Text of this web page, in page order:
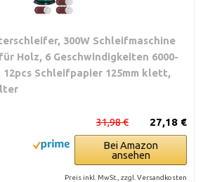
300W Schleifmaschine
Holz, 6 Geschwindigkeiten 6000-
12pcs Schleifpapier 125mm klett,
27,18 €
31,98 €
Bei Amazon
ansehen
Preis inkl. MwSt., zzgl. Versandkosten